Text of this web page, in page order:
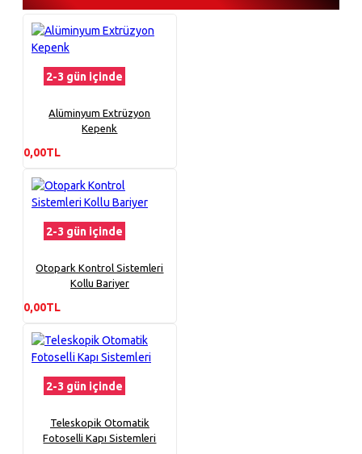
2-3 gün içinde
Alüminyum Extrüzyon
Kepenk
0,00TL
2-3 gün içinde
Otopark Kontrol Sistemleri
Kollu Bariyer
0,00TL
2-3 gün içinde
Teleskopik Otomatik
Fotoselli Kapı Sistemleri